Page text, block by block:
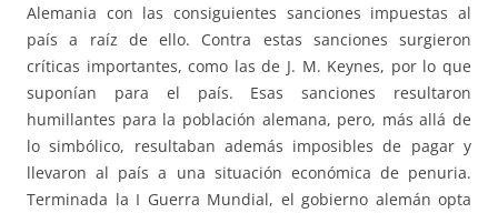
Alemania con las consiguientes sanciones impuestas al
país a raíz de ello. Contra estas sanciones surgieron
críticas importantes, como las de J. M. Keynes, por lo que
suponían para el país. Esas sanciones resultaron
humillantes para la población alemana, pero, más allá de
lo simbólico, resultaban además imposibles de pagar y
llevaron al país a una situación económica de penuria.
Terminada la I Guerra Mundial, el gobierno alemán opta